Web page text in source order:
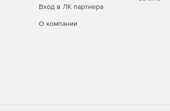
Вход в ЛК партнера
О компании